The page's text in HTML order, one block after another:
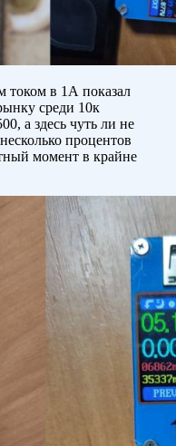
током в 1А показал
среди 10к
а здесь чуть ли не
процентов
момент в крайне